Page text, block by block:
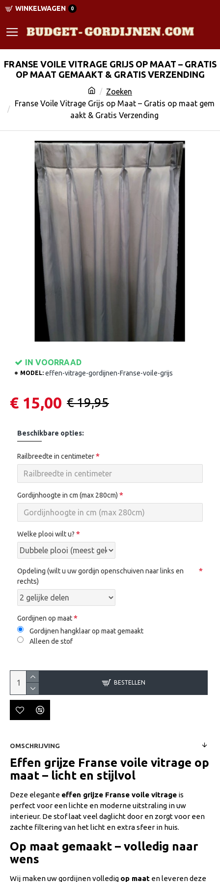
WINKELWAGEN 0
Zoeken
Franse Voile Vitrage Grijs op Maat – Gratis op maat gem
aakt & Gratis Verzending
FRANSE VOILE VITRAGE GRIJS OP MAAT – GRATIS
OP MAAT GEMAAKT & GRATIS VERZENDING
IN VOORRAAD
MODEL: effen-vitrage-gordijnen-Franse-voile-grijs
€ 15,00 € 19,95
Beschikbare opties:
Railbreedte in centimeter
Gordijnhoogte in cm (max 280cm)
Welke plooi wilt u?
Opdeling (wilt u uw gordijn openschuiven naar links en
rechts)
Gordijnen op maat
Gordijnen hangklaar op maat gemaakt
Alleen de stof
BESTELLEN
OMSCHRIJVING
Effen grijze Franse voile vitrage op
maat – licht en stijlvol
Deze elegante effen grijze Franse voile vitrage is
perfect voor een lichte en moderne uitstraling in uw
interieur. De stof laat veel daglicht door en zorgt voor een
zachte filtering van het licht en extra sfeer in huis.
Op maat gemaakt – volledig naar
wens
Wij maken uw gordijnen volledig op maat en leveren deze